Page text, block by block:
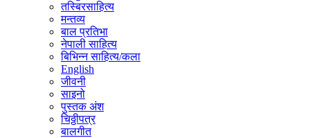
तस्बिरसाहित्य
मन्तव्य
बाल प्रतिभा
नेपाली साहित्य
बिभिन्न साहित्य/कला
English
जीवनी
साइनो
पुस्तक अंश
चिठ्ठीपत्र
बालगीत